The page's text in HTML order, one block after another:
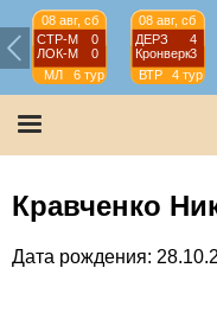
08 авг, сб
СТР-М
0
ЛОК-М
0
МЛ
6 тур
08 авг, сб
ДЕРЗ
4
Кронверк3
ВТР
4 тур
Кравченко
Дата рождения: